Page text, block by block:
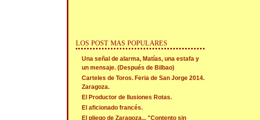
LOS POST MAS POPULARES
Una señal de alarma, Matías, una estafa y
un mensaje. (Después de Bilbao)
Carteles de Toros. Feria de San Jorge 2014.
Zaragoza.
El Productor de Ilusiones Rotas.
El aficionado francés.
El pliego de Zaragoza... "Contento sin